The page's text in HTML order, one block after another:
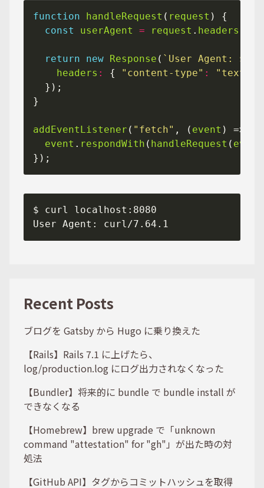
function handleRequest ( request
const
userAgent = request . headers
return new Response ( `User Agent: ${
headers : { "content-type" :
"text/
addEventListener ( "fetch" , ( event
event . respondWith ( handleRequest ( event
Recent Posts
ブログを Gatsby から Hugo に乗り換えた
【Rails】Rails 7.1 に上げたら、
log/production.log にログ出力されなくなった
【Bundler】将来的に bundle で bundle install が
できなくなる
【Homebrew】brew upgrade で「unknown
command "attestation" for "gh"」が出た時の対
処法
【GitHub API】タグからコミットハッシュを取得